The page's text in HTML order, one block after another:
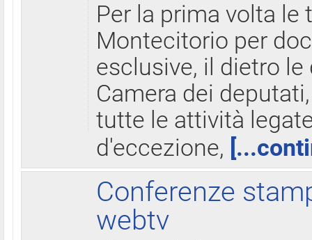
Per la prima volta le
Montecitorio per
esclusive, il dietro
Camera dei
tutte le attività
d'eccezione,
Conferenze
webtv